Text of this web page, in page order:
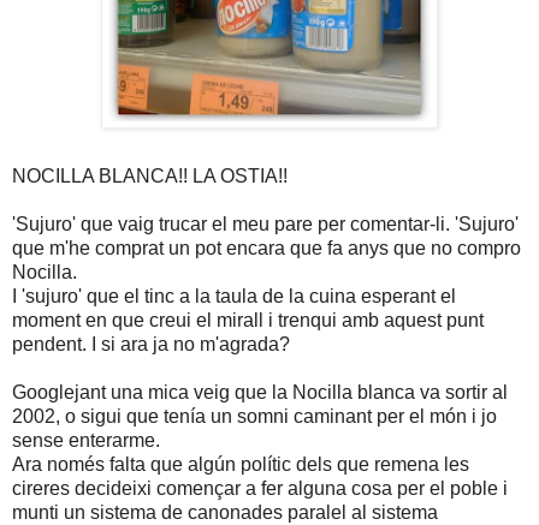
NOCILLA BLANCA!! LA OSTIA!!
'Sujuro' que vaig trucar el meu pare per comentar-li. 'Sujuro'
que m'he comprat un pot encara que fa anys que no compro
Nocilla.
I 'sujuro' que el tinc a la taula de la cuina esperant el
moment en que creui el mirall i trenqui amb aquest punt
pendent. I si ara ja no m'agrada?
Googlejant una mica veig que la Nocilla blanca va sortir al
2002, o sigui que tenía un somni caminant per el món i jo
sense enterarme.
Ara només falta que algún polític dels que remena les
cireres decideixi començar a fer alguna cosa per el poble i
munti un sistema de canonades paralel al sistema